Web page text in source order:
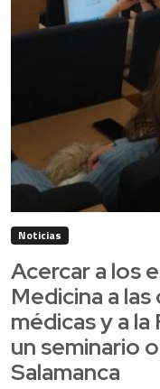
Noticias
Acercar a los
Medicina a
médicas y a
un seminario
Salamanca